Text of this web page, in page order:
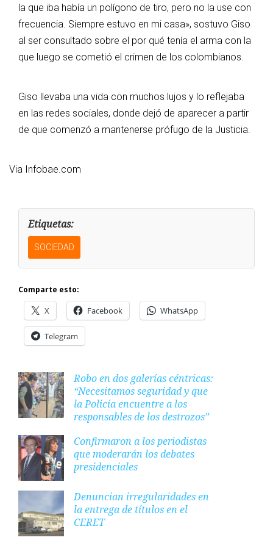
la que iba había un polígono de tiro, pero no la use con
frecuencia. Siempre estuvo en mi casa», sostuvo Giso
al ser consultado sobre el por qué tenía el arma con la
que luego se cometió el crimen de los colombianos.
Giso llevaba una vida con muchos lujos y lo reflejaba
en las redes sociales, donde dejó de aparecer a partir
de que comenzó a mantenerse prófugo de la Justicia.
Via Infobae.com
Etiquetas:
SOCIEDAD
Comparte esto:
X Facebook WhatsApp
Telegram
Robo en dos galerías céntricas:
“Necesitamos seguridad y que
la Policía encuentre a los
responsables de los destrozos”
Confirmaron a los periodistas
que moderarán los debates
presidenciales
Denuncian irregularidades en
la entrega de títulos en el
CERET